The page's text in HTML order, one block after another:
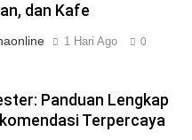
dan Kafe
1 Hari Ago 0
Panduan Lengkap
Terpercaya